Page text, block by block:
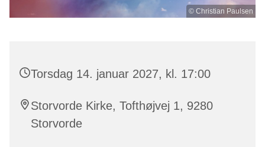
© Christian Paulsen
Torsdag 14. januar 2027, kl. 17:00
Storvorde Kirke, Tofthøjvej 1, 9280
Storvorde